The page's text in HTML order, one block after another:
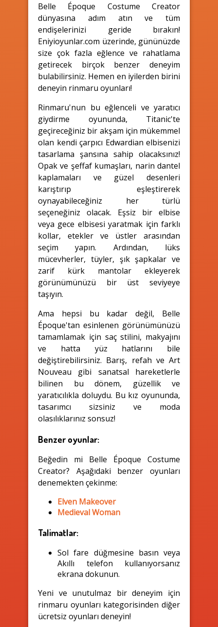
Belle Époque Costume Creator
dünyasına adım atın ve tüm
endişelerinizi geride bırakın!
Eniyioyunlar.com üzerinde, gününüzde
size çok fazla eğlence ve rahatlama
getirecek birçok benzer deneyim
bulabilirsiniz. Hemen en iyilerden birini
deneyin rinmaru oyunları!
Rinmaru'nun bu eğlenceli ve yaratıcı
giydirme oyununda, Titanic'te
geçireceğiniz bir akşam için mükemmel
olan kendi çarpıcı Edwardian elbisenizi
tasarlama şansına sahip olacaksınız!
Opak ve şeffaf kumaşları, narin dantel
kaplamaları ve güzel desenleri
karıştırıp eşleştirerek
oynayabileceğiniz her türlü
seçeneğiniz olacak. Eşsiz bir elbise
veya gece elbisesi yaratmak için farklı
kollar, etekler ve üstler arasından
seçim yapın. Ardından, lüks
mücevherler, tüyler, şık şapkalar ve
zarif kürk mantolar ekleyerek
görünümünüzü bir üst seviyeye
taşıyın.
Ama hepsi bu kadar değil, Belle
Époque'tan esinlenen görünümünüzü
tamamlamak için saç stilini, makyajını
ve hatta yüz hatlarını bile
değiştirebilirsiniz. Barış, refah ve Art
Nouveau gibi sanatsal hareketlerle
bilinen bu dönem, güzellik ve
yaratıcılıkla doluydu. Bu kız oyununda,
tasarımcı sizsiniz ve moda
olasılıklarınız sonsuz!
Benzer oyunlar:
Beğedin mi Belle Époque Costume
Creator? Aşağıdaki benzer oyunları
denemekten çekinme:
Elven Makeover
Medieval Woman
Talimatlar:
Sol fare düğmesine basın veya
Akıllı telefon kullanıyorsanız
ekrana dokunun.
Yeni ve unutulmaz bir deneyim için
rinmaru oyunları kategorisinden diğer
ücretsiz oyunları deneyin!